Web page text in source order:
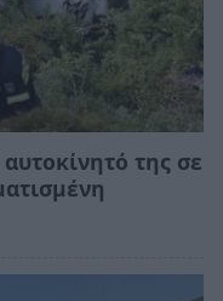
της σε